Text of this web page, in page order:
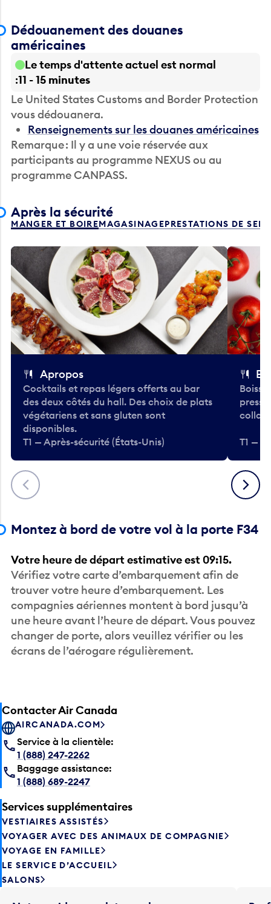
Dédouanement des douanes
américaines
Le temps d'attente actuel est normal
11 - 15 minutes
Le United States Customs and Border Protection
vous dédouanera.
Renseignements sur les douanes américaines
Remarque : Il y a une voie réservée aux
participants au programme NEXUS ou au
programme CANPASS.
Après la sécurité
MANGER ET BOIREMAGASINAGEPRESTATIONS DE
Précédent
Apropos
Cocktails et repas légers offerts au bar
des deux côtés du hall. Des choix de plats
végétariens et sans gluten sont
disponibles.
T1 — Après-sécurité (États-Unis)
T1 —
Suivant
Montez à bord de votre vol à la porte F34
Votre heure de départ estimative est 09:15.
Vérifiez votre carte d’embarquement afin de
trouver votre heure d’embarquement. Les
compagnies aériennes montent à bord jusqu’à
une heure avant l’heure de départ. Vous pouvez
changer de porte, alors veuillez vérifier ou les
écrans de l’aérogare régulièrement.
Contacter Air Canada
AIRCANADA.COM
Service à la clientèle:
1 (888) 247-2262
Baggage assistance:
1 (888) 689-2247
Services supplémentaires
VESTIAIRES ASSISTÉS
VOYAGER AVEC DES ANIMAUX DE COMPAGNIE
VOYAGE EN FAMILLE
LE SERVICE D’ACCUEIL
SALONS